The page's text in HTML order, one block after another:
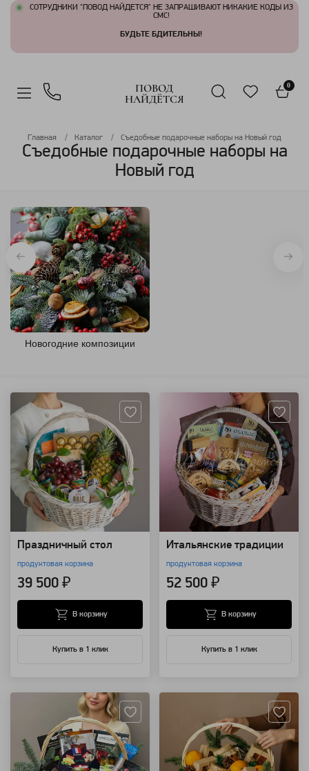
СОТРУДНИКИ "ПОВОД НАЙДЕТСЯ" НЕ ЗАПРАШИВАЮТ НИКАКИЕ КОДЫ ИЗ
СМС!
БУДЬТЕ БДИТЕЛЬНЫ!
ПОВОД
НАЙДЁТСЯ
0
Главная Каталог Съедобные подарочные наборы на Новый год
Съедобные подарочные наборы на
Новый год
Новогодние композиции
Праздничный стол
продуктовая корзина
39 500 ₽
Купить в 1 клик
В корзину
Итальянские традиции
продуктовая корзина
52 500 ₽
Купить в 1 клик
В корзину